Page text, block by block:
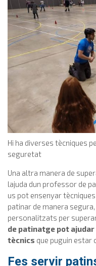
Hi ha diverses tècniques
seguretat
Una altra manera de
lajuda dun professor de
us pot ensenyar
patinar de manera
personalitzats per
de patinatge pot
tècnics que puguin estar
Fes servir